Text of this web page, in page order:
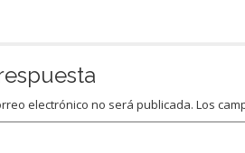
electrónico no será publicada. Los